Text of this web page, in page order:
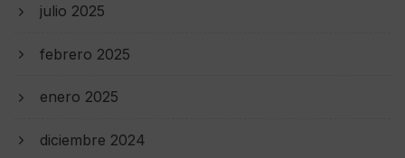
julio 2025
febrero 2025
enero 2025
diciembre 2024